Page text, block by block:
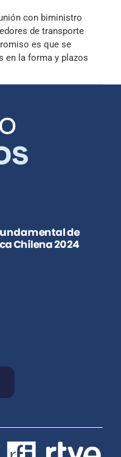
con biministro
de transporte
es que se
en la forma y plazos